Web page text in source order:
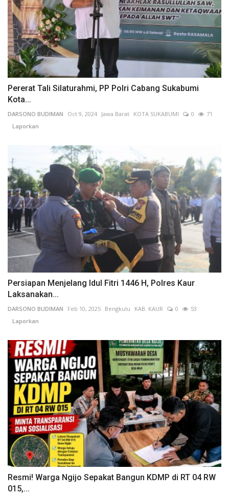
Pererat Tali Silaturahmi, PP Polri Cabang Sukabumi
Kota...
DARSONO BUDIMAN Oct 9, 2024 Jawa Barat KOTA SUKABUMI 0
71
Laporkan
Persiapan Menjelang Idul Fitri 1446 H, Polres Kaur
Laksanakan...
DARSONO BUDIMAN Feb 10, 2025 Bengkulu KAB. KAUR 0
53
Laporkan
Resmi! Warga Ngijo Sepakat Bangun KDMP di RT 04 RW
015,...